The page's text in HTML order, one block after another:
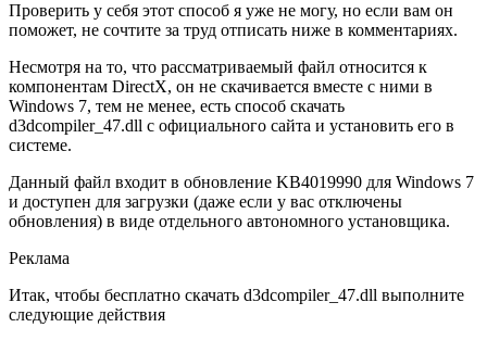
Проверить у себя этот способ я уже не могу, но если вам он
поможет, не сочтите за труд отписать ниже в комментариях.
Несмотря на то, что рассматриваемый файл относится к
компонентам DirectX, он не скачивается вместе с ними в
Windows 7, тем не менее, есть способ скачать
d3dcompiler_47.dll с официального сайта и установить его в
системе.
Данный файл входит в обновление KB4019990 для Windows 7
и доступен для загрузки (даже если у вас отключены
обновления) в виде отдельного автономного установщика.
Реклама
Итак, чтобы бесплатно скачать d3dcompiler_47.dll выполните
следующие действия